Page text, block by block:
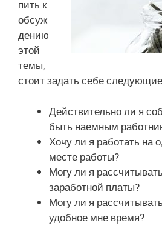
пить к
обсуж
дению
этой
темы,
стоит задать себе
Действительно ли я
быть наемным
Хочу ли я работать на
месте работы?
Могу ли я
заработной платы?
Могу ли я
удобное мне время?